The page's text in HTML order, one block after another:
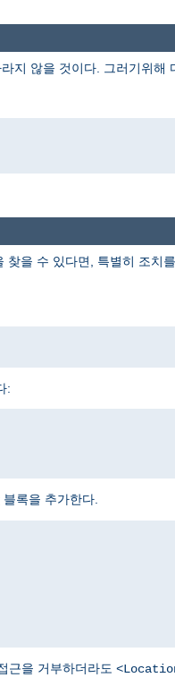
지 않을 것이다. 그러기위해
을 수 있다면, 특별히 조치
:
블록을 추가한다.
근을 거부하더라도